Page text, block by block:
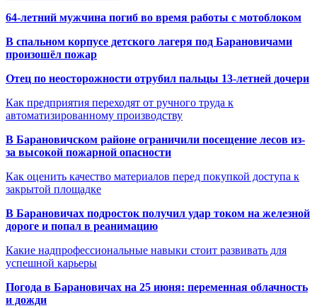
64-летний мужчина погиб во время работы с мотоблоком
В спальном корпусе детского лагеря под Барановичами
произошёл пожар
Отец по неосторожности отрубил пальцы 13-летней дочери
Как предприятия переходят от ручного труда к
автоматизированному производству
В Барановичском районе ограничили посещение лесов из-
за высокой пожарной опасности
Как оценить качество материалов перед покупкой доступа к
закрытой площадке
В Барановичах подросток получил удар током на железной
дороге и попал в реанимацию
Какие надпрофессиональные навыки стоит развивать для
успешной карьеры
Погода в Барановичах на 25 июня: переменная облачность
и дожди